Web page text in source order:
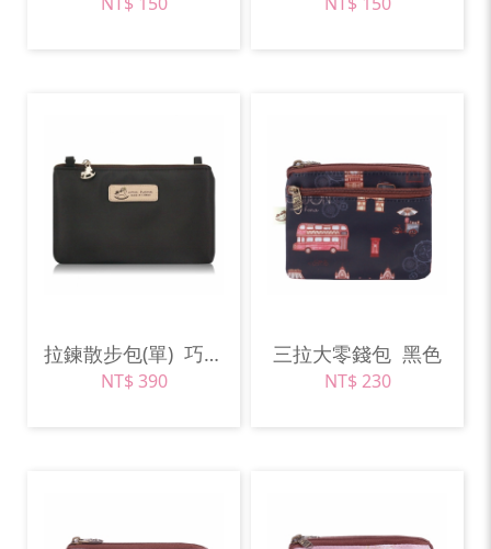
拉鍊散步包(單) 巧克力棕
NT$ 390
三拉大零錢包 黑色
NT$ 230